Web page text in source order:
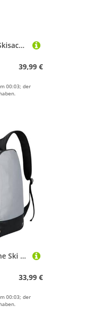
AUMTISC Skitasche Set Skisack &Skischuhtasche Längenverstellbare Bis 200 cm für 1 Paar Ski & Skischuhe
39,99 €
00:03; der
AUMTISC Skischuh Tasche Ski Rucksack- Snowboard Stiefel Tasche Skischuh Rucksack für Flying Air Handschuhe Jacke Goggle
33,99 €
00:03; der